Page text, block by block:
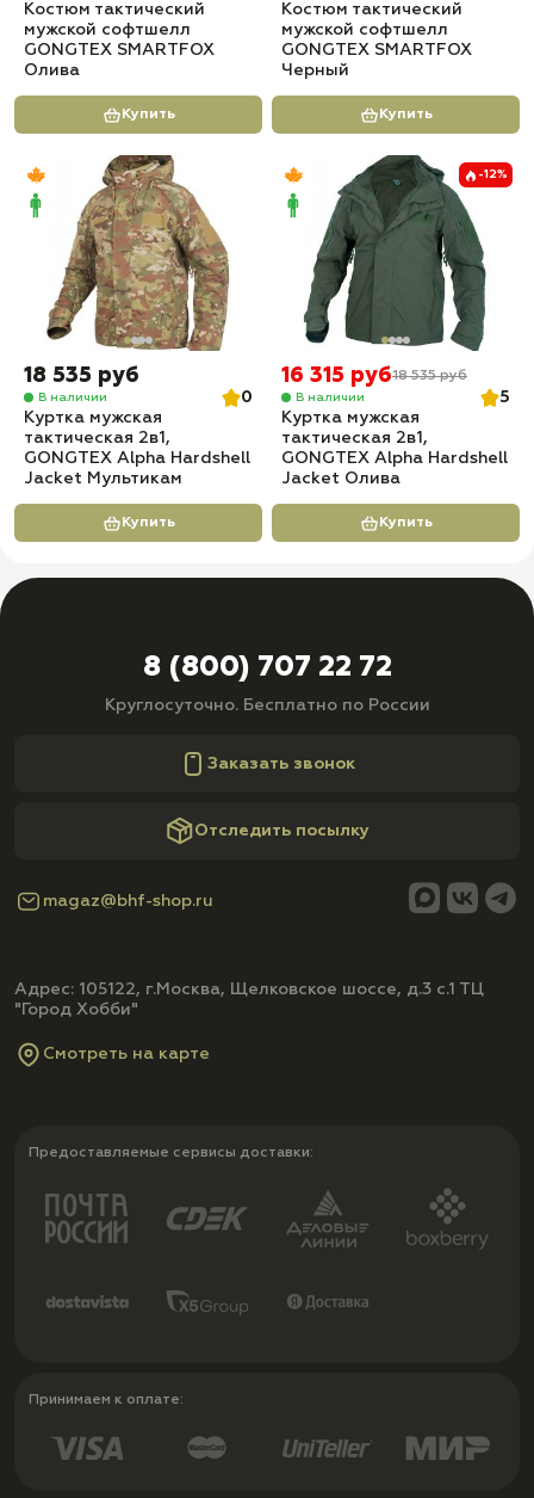
Костюм тактический
мужской софтшелл
GONGTEX SMARTFOX
Олива
Купить
Костюм тактический
мужской софтшелл
GONGTEX SMARTFOX
Черный
Купить
18 535 руб
В наличии
0
Куртка мужская
тактическая 2в1,
GONGTEX Alpha Hardshell
Jacket Мультикам
Купить
-12%
16 315 руб18 535 руб
В наличии
5
Куртка мужская
тактическая 2в1,
GONGTEX Alpha Hardshell
Jacket Олива
Купить
8 (800) 707 22 72
Круглосуточно. Бесплатно по России
Заказать звонок
Отследить посылку
magaz@bhf-shop.ru
Адрес: 105122, г.Москва, Щелковское шоссе, д.3 с.1 ТЦ
"Город Хобби"
Смотреть на карте
Предоставляемые сервисы доставки:
Принимаем к оплате: